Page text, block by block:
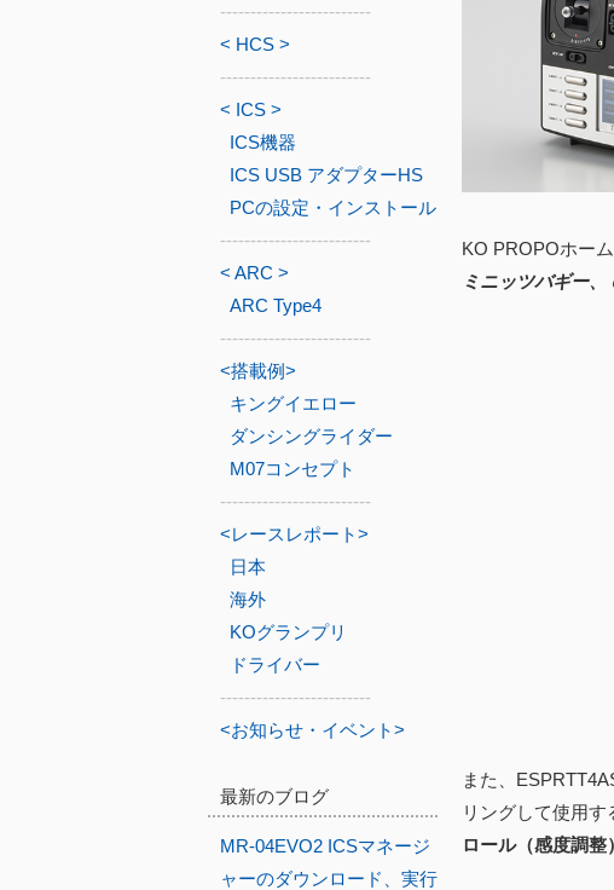
KO PROPOホー
ミニッツバギー
また、
リングして使用
ロール（感度調
-------------------------
< HCS >
-------------------------
< ICS >
ICS機器
ICS USB アダプターHS
PCの設定・インストール
-------------------------
< ARC >
ARC Type4
-------------------------
<搭載例>
キングイエロー
ダンシングライダー
M07コンセプト
-------------------------
<レースレポート>
日本
海外
KOグランプリ
ドライバー
-------------------------
<お知らせ・イベント>
最新のブログ
MR-04EVO2 ICSマネージ
ャーのダウンロード、実行